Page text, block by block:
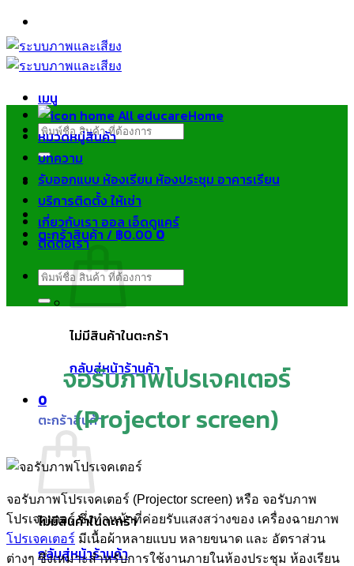
ข้าม
ไป
ยัง
เมนู
ค้นหา:
ตะกร้าสินค้า /฿0.000
ไม่มีสินค้าในตะกร้า
กลับสู่หน้าร้านค้า
0
ตะกร้าสินค้า
ไม่มีสินค้าในตะกร้า
กลับสู่หน้าร้านค้า
Home
หมวดหมู่สินค้า
บทความ
รับออกแบบ ห้องเรียน ห้องประชุม อาคารเรียน
บริการติดตั้ง ให้เช่า
เกี่ยวกับเรา ออล เอ็ดดูแคร์
ติดต่อเรา
ค้นหา:
จอรับภาพโปรเจคเตอร์
(Projector screen)
จอรับภาพโปรเจคเตอร์ (Projector screen) หรือ จอรับภาพ
โปรเจคเตอร์ ซึ่งทำหน้าที่ค่อยรับแสงสว่างของ เครื่องฉายภาพ
โปรเจคเตอร์ มีเนื้อผ้าหลายแบบ หลายขนาด และ อัตราส่วน
ต่างๆ ซึ่งเหมาะสำหรับการใช้งานภายในห้องประชุม ห้องเรียน